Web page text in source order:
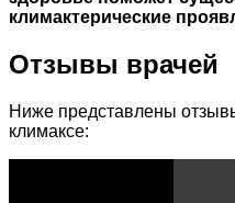
климактерические
Отзывы врачей
Ниже представлены
климаксе: